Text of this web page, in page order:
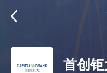
首创钜